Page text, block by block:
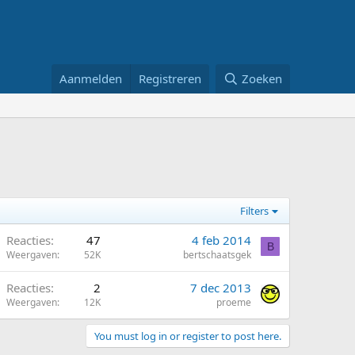
Aanmelden Registreren Zoeken
Filters
Reacties 47
Weergaven 52K
4 feb 2014
bertschaatsgek
B
Reacties 2
Weergaven 12K
7 dec 2013
proeme
You must log in or register to post here.